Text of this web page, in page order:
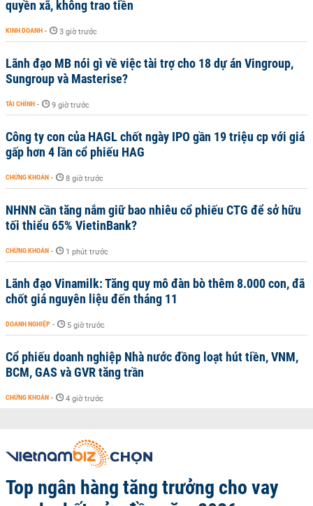
quyền xã, không trao tiền
KINH DOANH - 3 giờ trước
Lãnh đạo MB nói gì về việc tài trợ cho 18 dự án Vingroup,
Sungroup và Masterise?
TÀI CHÍNH - 9 giờ trước
Công ty con của HAGL chốt ngày IPO gần 19 triệu cp với giá
gấp hơn 4 lần cổ phiếu HAG
CHỨNG KHOÁN - 8 giờ trước
NHNN cần tăng nắm giữ bao nhiêu cổ phiếu CTG để sở hữu
tối thiểu 65% VietinBank?
CHỨNG KHOÁN - 1 phút trước
Lãnh đạo Vinamilk: Tăng quy mô đàn bò thêm 8.000 con, đã
chốt giá nguyên liệu đến tháng 11
DOANH NGHIỆP - 5 giờ trước
Cổ phiếu doanh nghiệp Nhà nước đồng loạt hút tiền, VNM,
BCM, GAS và GVR tăng trần
CHỨNG KHOÁN - 4 giờ trước
Top ngân hàng tăng trưởng cho vay